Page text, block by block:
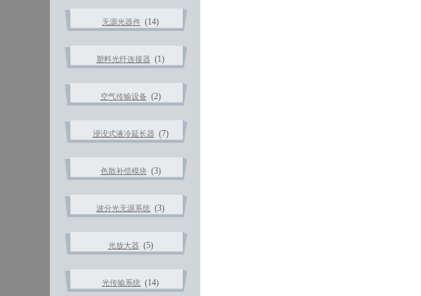
无源光器件 (14)
塑料光纤连接器 (1)
空气传输设备 (2)
浸没式液冷延长器 (7)
色散补偿模块(3)
波分光无源系统 (3)
光放大器 (5)
光传输系统 (14)